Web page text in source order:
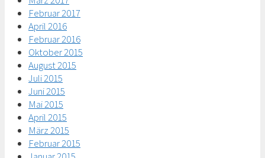
Februar 2017
April 2016
Februar 2016
Oktober 2015
August 2015
Juli 2015
Juni 2015
Mai 2015
April 2015
März 2015
Februar 2015